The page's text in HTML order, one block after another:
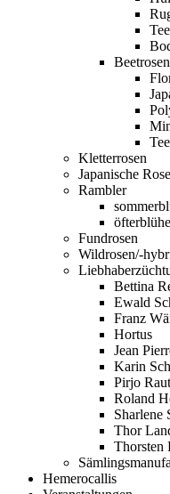
Beetrosen
Kletterrosen
Japanische
Rambler
Fundrosen
Wildrosen/-
Bettina
Ewald
Franz
Hortus
Jean
Karin
Pirjo
Roland
Sharlene
Thor
Thorsten
Hemerocallis